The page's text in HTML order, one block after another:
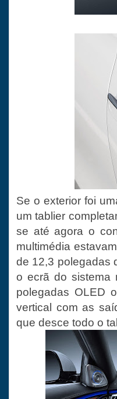
Se o exterior foi
um tablier
se até agora o
multimédia
de 12,3 polegadas
o ecrã do sistema
polegadas OLED
vertical com as
que desce todo o